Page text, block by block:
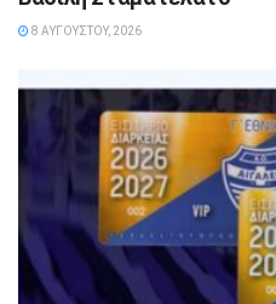
8 ΑΥΓΟΎΣΤΟΥ, 2026